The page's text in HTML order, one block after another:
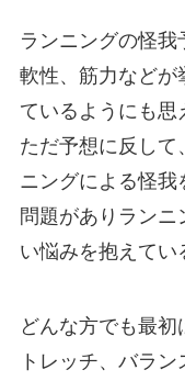
ランニングの怪
軟性、筋力などが
ているようにも思
ただ予想に反して
ニングによる怪
問題がありラン
い悩みを抱えてい
どんな方でも最
トレッチ、バラ